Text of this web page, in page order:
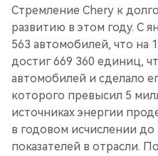
Стремление Chery к
развитию в этом году. С
563 автомобилей, что на
достиг 669 360 единиц,
автомобилей и сделало
которого превысил 5
источниках энергии
в годовом исчислении
показателей в отрасли.